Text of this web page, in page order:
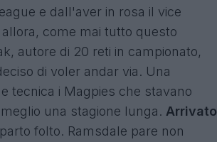
e dall'aver in rosa il vice
come mai tutto questo
autore di 20 reti in campionato,
di voler andar via. Una
tecnica i Magpies che stavano
una stagione lunga. Arrivato
folto. Ramsdale pare non